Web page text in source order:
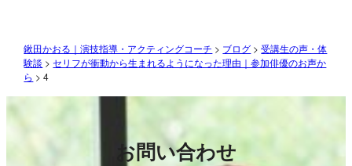
鍬田かおる｜演技指導・アクティングコーチ > ブログ >受講生の声・体
験談 >セリフが衝動から生まれるようになった理由｜参加俳優のお声か
ら >4
お問い合わせ